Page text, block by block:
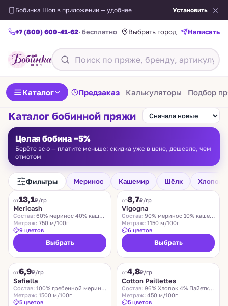
Бобинка Шоп в приложении — удобнее Установить
+7 (800) 600-41-62· бесплатно Выбрать город Написать
Каталог Предзаказ Калькуляторы Подбор
Каталог бобинной пряжи
Целая бобина −5%
Берёте всю — платите меньше: скидка уже в цене, дешевле, чем
отмотом
Фильтры Меринос Кашемир Шёлк Хлопок
FILAMORE
от13,1₽/гр
Mericash
Состав: 60% меринос 40% кашемир
Метраж: 750 м/100г
9 цветов
Выбрать
VIGOGNA
от8,7₽/гр
Vigogna
Состав: 90% меринос 10% кашемир
Метраж: 1150 м/100г
6 цветов
Выбрать
от6,9₽/гр
Safiella
Состав: 100% гребенной меринос
Метраж: 1500 м/100г
5 цветов
от4,8₽/гр
Cotton Paillettes
Состав: 96% Хлопок 4% Пайетки Полиэстер
Метраж: 450 м/100г
5 цветов